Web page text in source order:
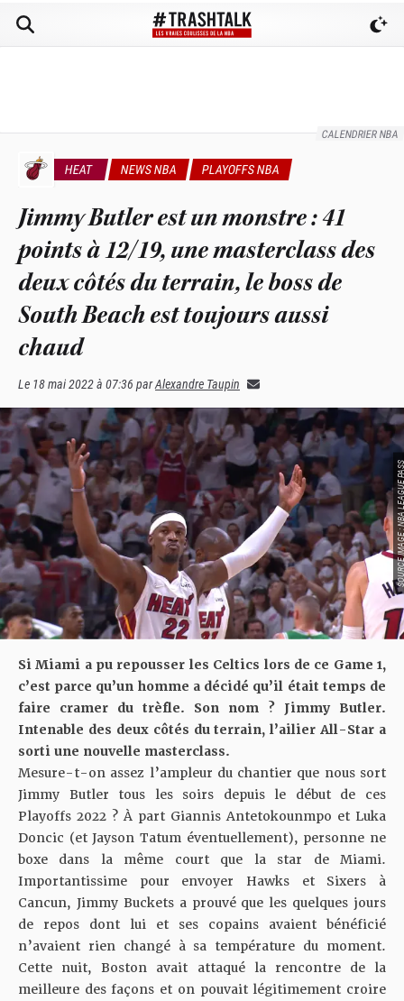
CALENDRIER NBA
HEAT NEWS NBA PLAYOFFS NBA
Jimmy Butler est un monstre : 41
points à 12/19, une masterclass des
deux côtés du terrain, le boss de
South Beach est toujours aussi
chaud
Le 18 mai 2022 à 07:36 parAlexandre Taupin
SOURCE
Si Miami a pu repousser les Celtics lors de ce Game 1,
c’est parce qu’un homme a décidé qu’il était temps de
faire cramer du trèfle. Son nom ? Jimmy Butler.
Intenable des deux côtés du terrain, l’ailier All-Star a
sorti une nouvelle masterclass.
Mesure-t-on assez l’ampleur du chantier que nous sort
Jimmy Butler tous les soirs depuis le début de ces
Playoffs 2022 ? À part Giannis Antetokounmpo et Luka
Doncic (et Jayson Tatum éventuellement), personne ne
boxe dans la même court que la star de Miami.
Importantissime pour envoyer Hawks et Sixers à
Cancun, Jimmy Buckets a prouvé que les quelques jours
de repos dont lui et ses copains avaient bénéficié
n’avaient rien changé à sa température du moment.
Cette nuit, Boston avait attaqué la rencontre de la
meilleure des façons et on pouvait légitimement croire